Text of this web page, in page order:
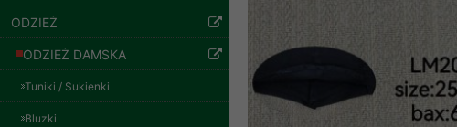
ODZIEŻ
ODZIEŻ DAMSKA
Tuniki / Sukienki
Bluzki